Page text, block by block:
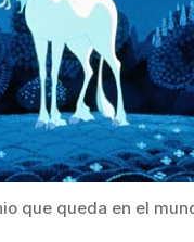
que queda en el